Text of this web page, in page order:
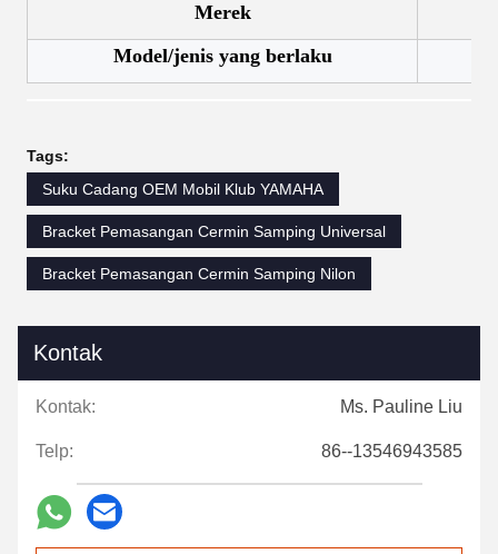
Merek
Model/jenis yang berlaku
Tags:
Suku Cadang OEM Mobil Klub YAMAHA
Bracket Pemasangan Cermin Samping Universal
Bracket Pemasangan Cermin Samping Nilon
Kontak
Kontak: Ms. Pauline Liu
Telp: 86--13546943585